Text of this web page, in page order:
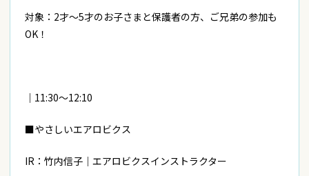
対象：2才～5才のお子さまと保護者の方、ご兄弟の参加も
OK！
｜11:30～12:10
■やさしいエアロビクス
IR：竹内信子｜エアロビクスインストラクター